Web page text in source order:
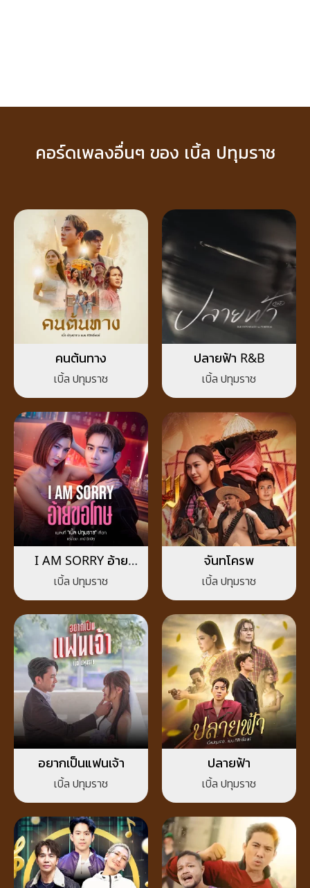
คอร์ดเพลงอื่นๆ ของ เบิ้ล ปทุมราช
คนต้นทาง
เบิ้ล ปทุมราช
ปลายฟ้า R&B
เบิ้ล ปทุมราช
I AM SORRY อ้าย
ขอโทษ
เบิ้ล ปทุมราช
จันทโครพ
เบิ้ล ปทุมราช
อยากเป็นแฟนเจ้า
เบิ้ล ปทุมราช
ปลายฟ้า
เบิ้ล ปทุมราช